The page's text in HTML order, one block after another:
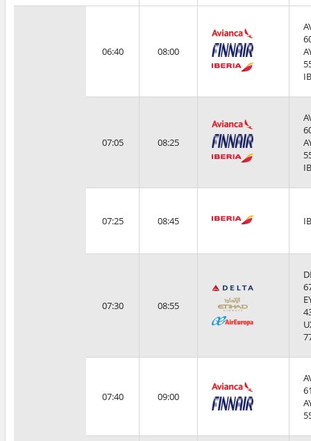
06:40 08:00
07:05 08:25
07:25 08:45
07:30 08:55
07:40 09:00